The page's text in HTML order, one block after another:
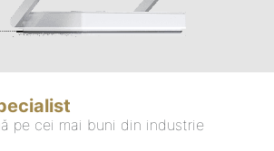
pe cei mai buni din industrie